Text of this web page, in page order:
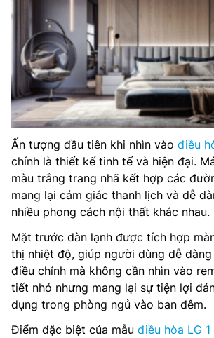
Ấn tượng đầu tiên khi nhìn vào điều
chính là thiết kế tinh tế và hiện đại.
màu trắng trang nhã kết hợp các
mang lại cảm giác thanh lịch và dễ
nhiều phong cách nội thất khác nhau.
Mặt trước dàn lạnh được tích hợp
thị nhiệt độ, giúp người dùng dễ
điều chỉnh mà không cần nhìn vào
tiết nhỏ nhưng mang lại sự tiện lợi
dụng trong phòng ngủ vào ban đêm.
Điểm đặc biệt của mẫu điều hòa LG 1